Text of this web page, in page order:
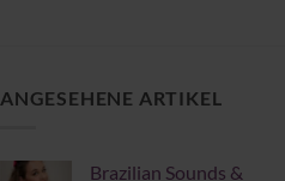
ANGESEHENE ARTIKEL
Brazilian Sounds &